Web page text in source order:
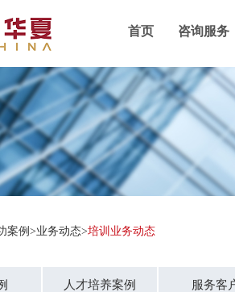
首页 咨询服务
案例 >业务动态>培训业务动态
人才培养案例 服务客